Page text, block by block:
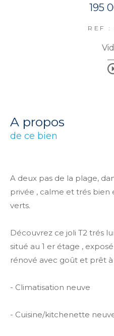
195
REF
a propos
de ce bien
A deux pas de la plage,
privée , calme et trés
verts.
Découvrez ce joli T2 trés
situé au 1 er étage ,
rénové avec goût et prêt à
- Climatisation neuve
- Cuisine/kitchenette